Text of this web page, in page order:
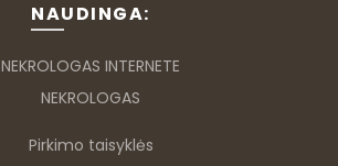
NAUDINGA:
NEKROLOGAS INTERNETE
NEKROLOGAS
Pirkimo taisyklės